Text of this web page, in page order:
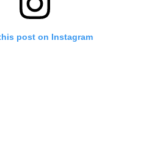
post on Instagram